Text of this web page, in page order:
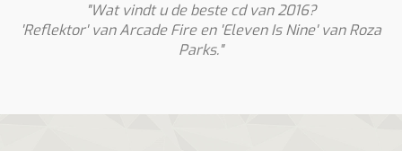
"Wat vindt u de beste cd van 2016?
'Reflektor' van Arcade Fire en 'Eleven Is Nine' van Roza
Parks."